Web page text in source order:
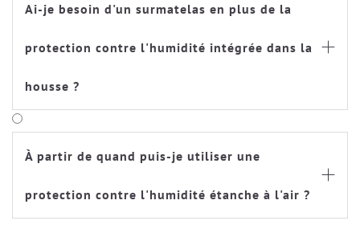
Ai-je besoin d'un surmatelas en plus de la
protection contre l'humidité intégrée dans la
housse ?

À partir de quand puis-je utiliser une
protection contre l'humidité étanche à l'air ?
